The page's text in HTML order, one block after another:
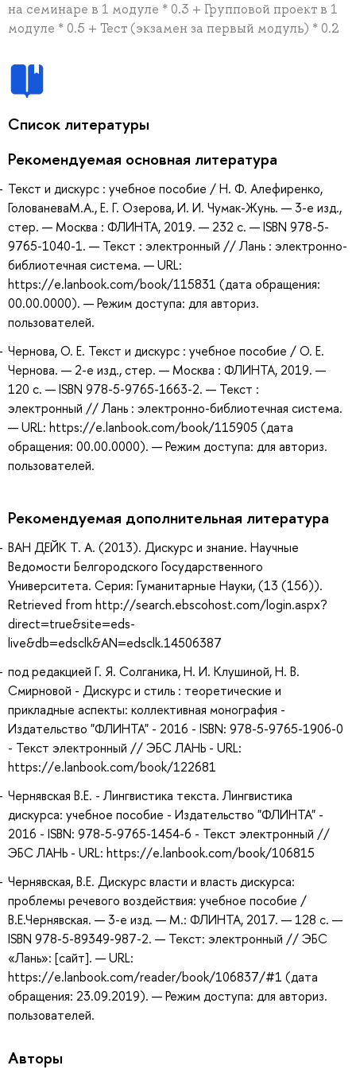
на семинаре в 1 модуле * 0.3 + Групповой проект в 1
модуле * 0.5 + Тест (экзамен за первый модуль) * 0.2
Список литературы
Рекомендуемая основная литература
Текст и дискурс : учебное пособие / Н. Ф. Алефиренко,
ГолованеваМ.А., Е. Г. Озерова, И. И. Чумак-Жунь. — 3-е изд.,
стер. — Москва : ФЛИНТА, 2019. — 232 с. — ISBN 978-5-
9765-1040-1. — Текст : электронный // Лань : электронно-
библиотечная система. — URL:
https://e.lanbook.com/book/115831 (дата обращения:
00.00.0000). — Режим доступа: для авториз.
пользователей.
Чернова, О. Е. Текст и дискурс : учебное пособие / О. Е.
Чернова. — 2-е изд., стер. — Москва : ФЛИНТА, 2019. —
120 с. — ISBN 978-5-9765-1663-2. — Текст :
электронный // Лань : электронно-библиотечная система.
— URL: https://e.lanbook.com/book/115905 (дата
обращения: 00.00.0000). — Режим доступа: для авториз.
пользователей.
Рекомендуемая дополнительная литература
ВАН ДЕЙК Т. А. (2013). Дискурс и знание. Научные
Ведомости Белгородского Государственного
Университета. Серия: Гуманитарные Науки, (13 (156)).
Retrieved from http://search.ebscohost.com/login.aspx?
direct=true&site=eds-
live&db=edsclk&AN=edsclk.14506387
под редакцией Г. Я. Солганика, Н. И. Клушиной, Н. В.
Смирновой - Дискурс и стиль : теоретические и
прикладные аспекты: коллективная монография -
Издательство "ФЛИНТА" - 2016 - ISBN: 978-5-9765-1906-0
- Текст электронный // ЭБС ЛАНЬ - URL:
https://e.lanbook.com/book/122681
Чернявская В.Е. - Лингвистика текстa. Лингвистика
дискурса: учебное пособие - Издательство "ФЛИНТА" -
2016 - ISBN: 978-5-9765-1454-6 - Текст электронный //
ЭБС ЛАНЬ - URL: https://e.lanbook.com/book/106815
Чернявская, В.Е. Дискурс власти и власть дискурса:
проблемы речевого воздействия: учебное пособие /
В.Е.Чернявская. — 3-е изд. — М.: ФЛИНТА, 2017. — 128 с. —
ISBN 978-5-89349-987-2. — Текст: электронный // ЭБС
«Лань»: [сайт]. — URL:
https://e.lanbook.com/reader/book/106837/#1 (дата
обращения: 23.09.2019). — Режим доступа: для авториз.
пользователей.
Авторы